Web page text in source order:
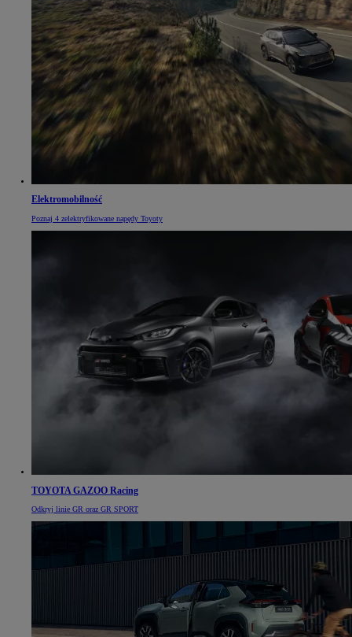
Elektromobilność
Poznaj 4 zelektryfikowane napędy Toyoty
TOYOTA GAZOO Racing
Odkryj linie GR oraz GR SPORT